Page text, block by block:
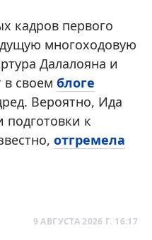
кадров первого
многоходовую
Далалояна и
своем блоге
Вероятно, Ида
подготовки к
отгремела
9 АВГУСТА 2026 Г. 16:17